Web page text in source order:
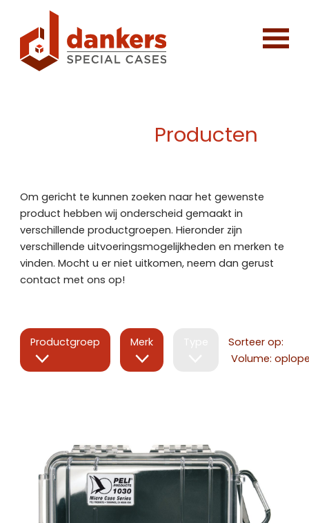
Producten
Om gericht te kunnen zoeken naar het gewenste
product hebben wij onderscheid gemaakt in
verschillende productgroepen. Hieronder zijn
verschillende uitvoeringsmogelijkheden en merken te
vinden. Mocht u er niet uitkomen, neem dan gerust
contact met ons op!
Productgroep Merk Sorteer op: